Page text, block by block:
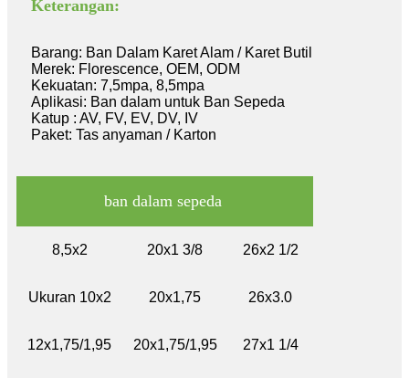
Keterangan:
Barang: Ban Dalam Karet Alam / Karet Butil
Merek: Florescence, OEM, ODM
Kekuatan: 7,5mpa, 8,5mpa
Aplikasi: Ban dalam untuk Ban Sepeda
Katup : AV, FV, EV, DV, IV
Paket: Tas anyaman / Karton
ban dalam sepeda
8,5x2 20x1 3/8 26x2 1/2
Ukuran 10x2 20x1,75 26x3.0
12x1,75/1,95 20x1,75/1,95 27x1 1/4